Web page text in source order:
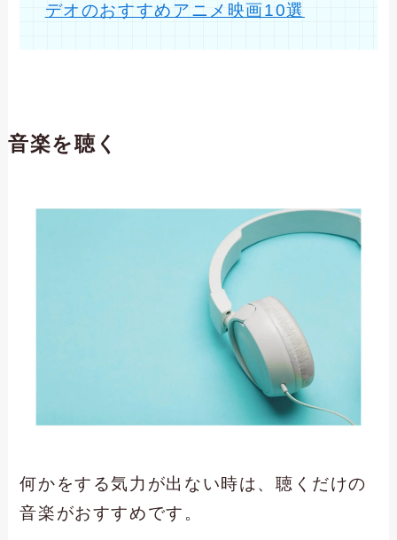
デオのおすすめアニメ映画10選
音楽を聴く
何かをする気力が出ない時は、聴くだけの
音楽がおすすめです。